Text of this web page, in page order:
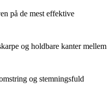
på de mest effektive
og holdbare kanter mellem
og stemningsfuld